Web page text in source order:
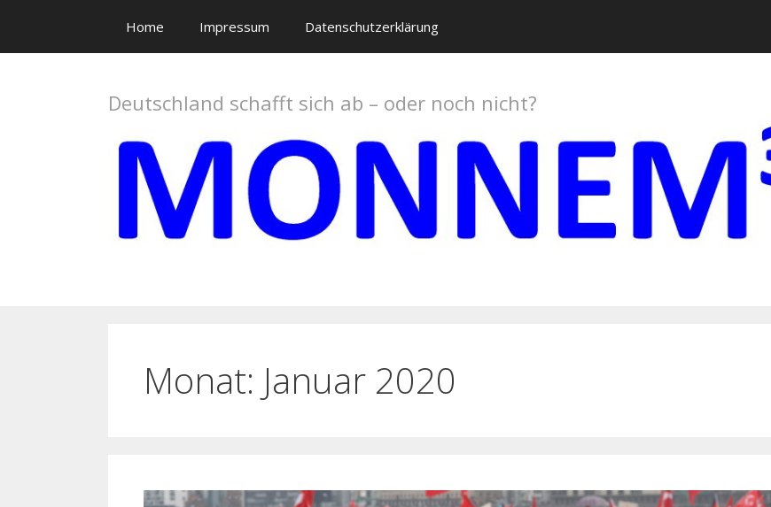
Inhalt
Home Impressum Datenschutzerklärung
Deutschland schafft sich ab – oder noch nicht?
Monat: Januar 2020